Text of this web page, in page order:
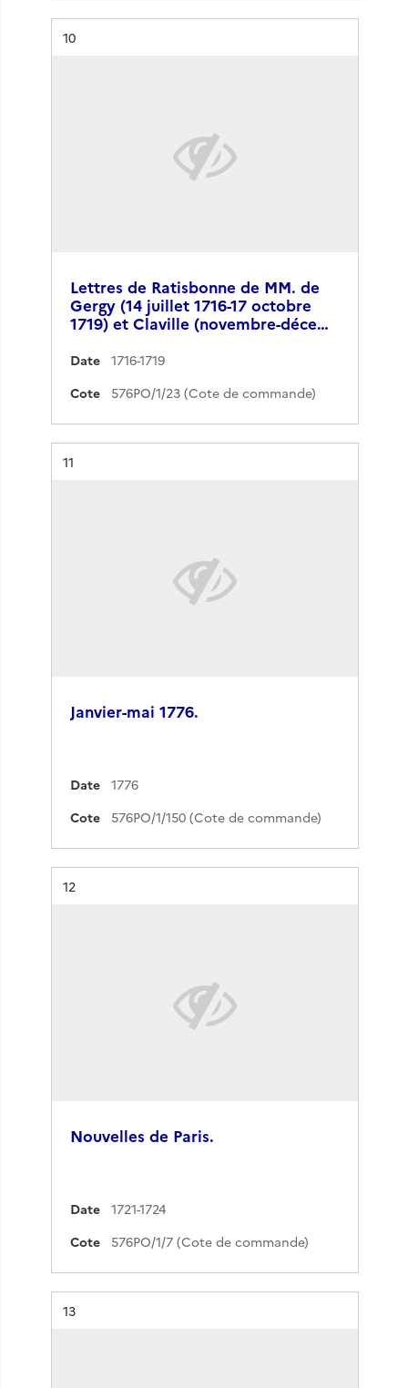
Résultat n°
10
Lettres de Ratisbonne de MM. de
Gergy (14 juillet 1716-17 octobre
1719) et Claville (novembre-déce…
Date
1716-1719
Cote
576PO/1/23 (Cote de commande)
Résultat n°
11
Janvier-mai 1776.
Date
1776
Cote
576PO/1/150 (Cote de commande)
Résultat n°
12
Nouvelles de Paris.
Date
1721-1724
Cote
576PO/1/7 (Cote de commande)
Résultat n°
13